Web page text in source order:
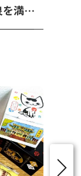
【かまくら祭】冬の湯西川温泉を満喫する１泊２日旅